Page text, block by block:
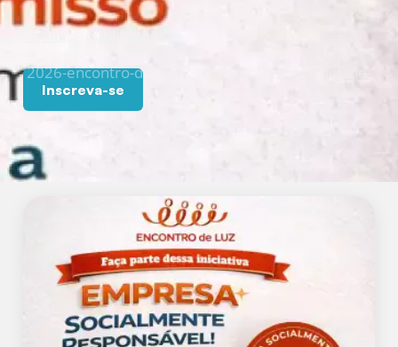
inicial
publicacoes
2026-encontro-de-luz-e-selo-de-responsabilidade-
Inscreva-se